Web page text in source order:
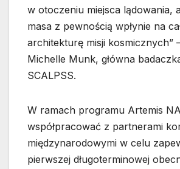
w otoczeniu miejsca lądowania,
masa z pewnością wpłynie na
architekturę misji kosmicznych”
Michelle Munk, główna
SCALPSS.
W ramach programu Artemis
współpracować z partnerami
międzynarodowymi w celu
pierwszej długoterminowej